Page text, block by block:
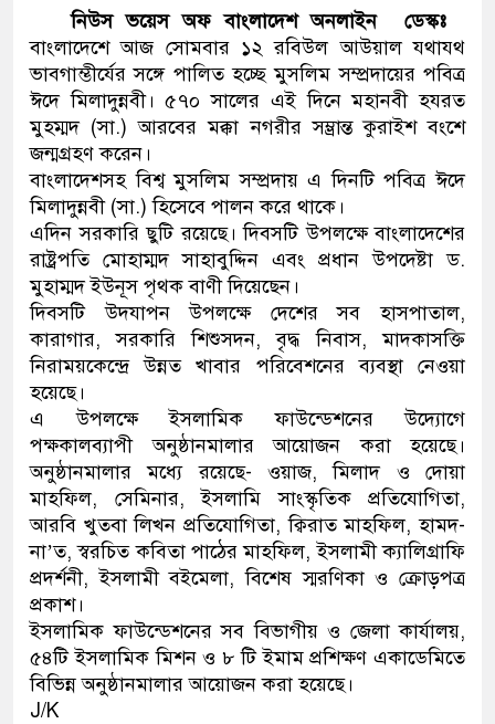
যে ভাবে ডেভিড ইমনের কাছে
‘আজহার খান’
অবৈধ বিদেশি পিস্তল,
ডাকাতির প্রস্তুতিকালে
থানা পুলিশ
নিউস ভয়েস অফ বাংলাদেশ অনলাইন ডেস্কঃ
বাংলাদেশে আজ সোমবার ১২ রবিউল আউয়াল যথাযথ
ভাবগাম্ভীর্যের সঙ্গে পালিত হচ্ছে মুসলিম সম্প্রদায়ের পবিত্র
ঈদে মিলাদুন্নবী। ৫৭০ সালের এই দিনে মহানবী হযরত
মুহম্মদ (সা.) আরবের মক্কা নগরীর সম্ভ্রান্ত কুরাইশ বংশে
জন্মগ্রহণ করেন।
বাংলাদেশসহ বিশ্ব মুসলিম সম্প্রদায় এ দিনটি পবিত্র ঈদে
মিলাদুন্নবী (সা.) হিসেবে পালন করে থাকে।
এদিন সরকারি ছুটি রয়েছে। দিবসটি উপলক্ষে বাংলাদেশের
রাষ্ট্রপতি মোহাম্মদ সাহাবুদ্দিন এবং প্রধান উপদেষ্টা ড.
মুহাম্মদ ইউনূস পৃথক বাণী দিয়েছেন।
দিবসটি উদযাপন উপলক্ষে দেশের সব হাসপাতাল,
কারাগার, সরকারি শিশুসদন, বৃদ্ধ নিবাস, মাদকাসক্তি
নিরাময়কেন্দ্রে উন্নত খাবার পরিবেশনের ব্যবস্থা নেওয়া
হয়েছে।
এ উপলক্ষে ইসলামিক ফাউন্ডেশনের উদ্যোগে
পক্ষকালব্যাপী অনুষ্ঠানমালার আয়োজন করা হয়েছে।
অনুষ্ঠানমালার মধ্যে রয়েছে- ওয়াজ, মিলাদ ও দোয়া
মাহফিল, সেমিনার, ইসলামি সাংস্কৃতিক প্রতিযোগিতা,
আরবি খুতবা লিখন প্রতিযোগিতা, ক্বিরাত মাহফিল, হামদ-
না’ত, স্বরচিত কবিতা পাঠের মাহফিল, ইসলামী ক্যালিগ্রাফি
প্রদর্শনী, ইসলামী বইমেলা, বিশেষ স্মরণিকা ও ক্রোড়পত্র
প্রকাশ।
ইসলামিক ফাউন্ডেশনের সব বিভাগীয় ও জেলা কার্যালয়,
৫৪টি ইসলামিক মিশন ও ৮ টি ইমাম প্রশিক্ষণ একাডেমিতে
বিভিন্ন অনুষ্ঠানমালার আয়োজন করা হয়েছে।
J/K